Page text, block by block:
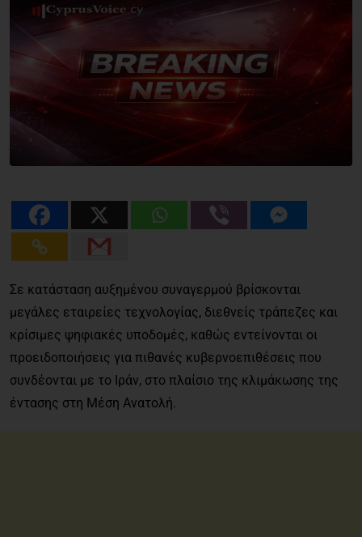
Σε κατάσταση αυξημένου συναγερμού βρίσκονται
μεγάλες εταιρείες τεχνολογίας, διεθνείς τράπεζες και
κρίσιμες ψηφιακές υποδομές, καθώς εντείνονται οι
προειδοποιήσεις για πιθανές κυβερνοεπιθέσεις που
συνδέονται με το Ιράν, στο πλαίσιο της κλιμάκωσης της
έντασης στη Μέση Ανατολή.